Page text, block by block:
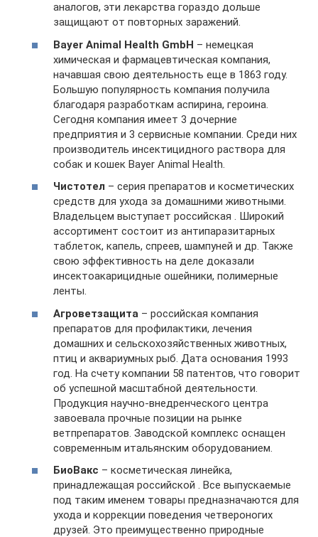
аналогов, эти лекарства гораздо дольше
защищают от повторных заражений.
Bayer Animal Health GmbH – немецкая
химическая и фармацевтическая компания,
начавшая свою деятельность еще в 1863 году.
Большую популярность компания получила
благодаря разработкам аспирина, героина.
Сегодня компания имеет 3 дочерние
предприятия и 3 сервисные компании. Среди них
производитель инсектицидного раствора для
собак и кошек Bayer Animal Health.
Чистотел – серия препаратов и косметических
средств для ухода за домашними животными.
Владельцем выступает российская . Широкий
ассортимент состоит из антипаразитарных
таблеток, капель, спреев, шампуней и др. Также
свою эффективность на деле доказали
инсектоакарицидные ошейники, полимерные
ленты.
Агроветзащита – российская компания
препаратов для профилактики, лечения
домашних и сельскохозяйственных животных,
птиц и аквариумных рыб. Дата основания 1993
год. На счету компании 58 патентов, что говорит
об успешной масштабной деятельности.
Продукция научно-внедренческого центра
завоевала прочные позиции на рынке
ветпрепаратов. Заводской комплекс оснащен
современным итальянским оборудованием.
БиоВакс – косметическая линейка,
принадлежащая российской . Все выпускаемые
под таким именем товары предназначаются для
ухода и коррекции поведения четвероногих
друзей. Это преимущественно природные